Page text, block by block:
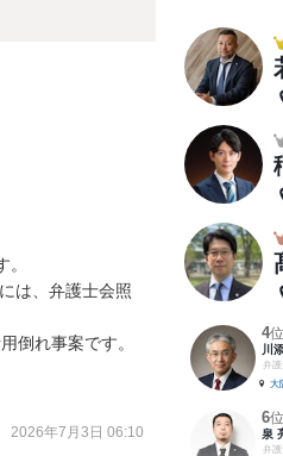
は、弁護士会照
倒れ事案です。
2026年7月3日 06:10
4位
川
弁
大
6位
泉
弁